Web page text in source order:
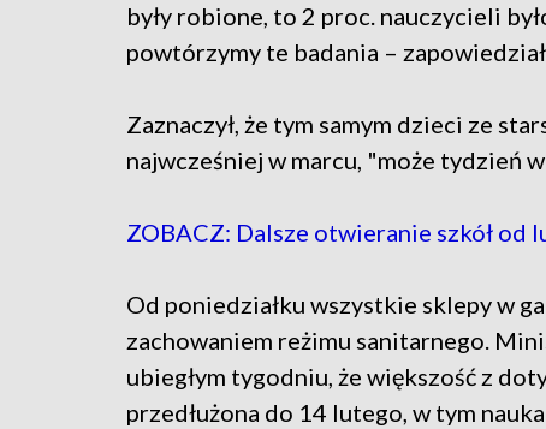
były robione, to 2 proc. nauczycieli
powtórzymy te badania –
Zaznaczył, że tym samym dzieci ze
najwcześniej w marcu, "może tydzień
ZOBACZ: Dalsze otwieranie szkół od
Od poniedziałku wszystkie sklepy w
zachowaniem reżimu sanitarnego.
ubiegłym tygodniu, że większość z
przedłużona do 14 lutego, w tym